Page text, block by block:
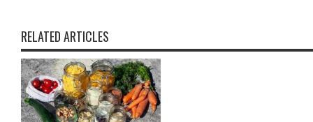
RELATED ARTICLES